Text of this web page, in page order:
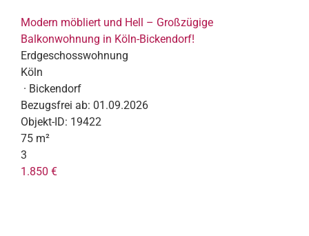
Modern möbliert und Hell – Großzügige
Balkonwohnung in Köln-Bickendorf!
Erdgeschosswohnung
Köln
· Bickendorf
Bezugsfrei ab: 01.09.2026
Objekt-ID: 19422
75 m²
3
1.850 €